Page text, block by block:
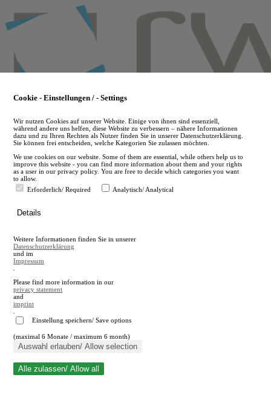
to
main
en
A
A
Suche schließen
Cookie - Einstellungen / - Settings
Wir nutzen Cookies auf unserer Website. Einige von ihnen sind essenziell,
während andere uns helfen, diese Website zu verbessern – nähere Informationen
dazu und zu Ihren Rechten als Nutzer finden Sie in unserer Datenschutzerklärung.
Sie können frei entscheiden, welche Kategorien Sie zulassen möchten.
We use cookies on our website. Some of them are essential, while others help us to
improve this website - you can find more information about them and your rights
as a user in our privacy policy. You are free to decide which categories you want
to allow.
Erforderlich/ Required
Analytisch/ Analytical
Details
Weitere Informationen finden Sie in unserer
Datenschutzerklärung
und im
Impressum
Please find more information in our
privacy statement
and
imprint
Einstellung speichern/ Save options
(maximal 6 Monate / maximum 6 month)
Auswahl erlauben/ Allow selection
Alle zulassen/ Allow all